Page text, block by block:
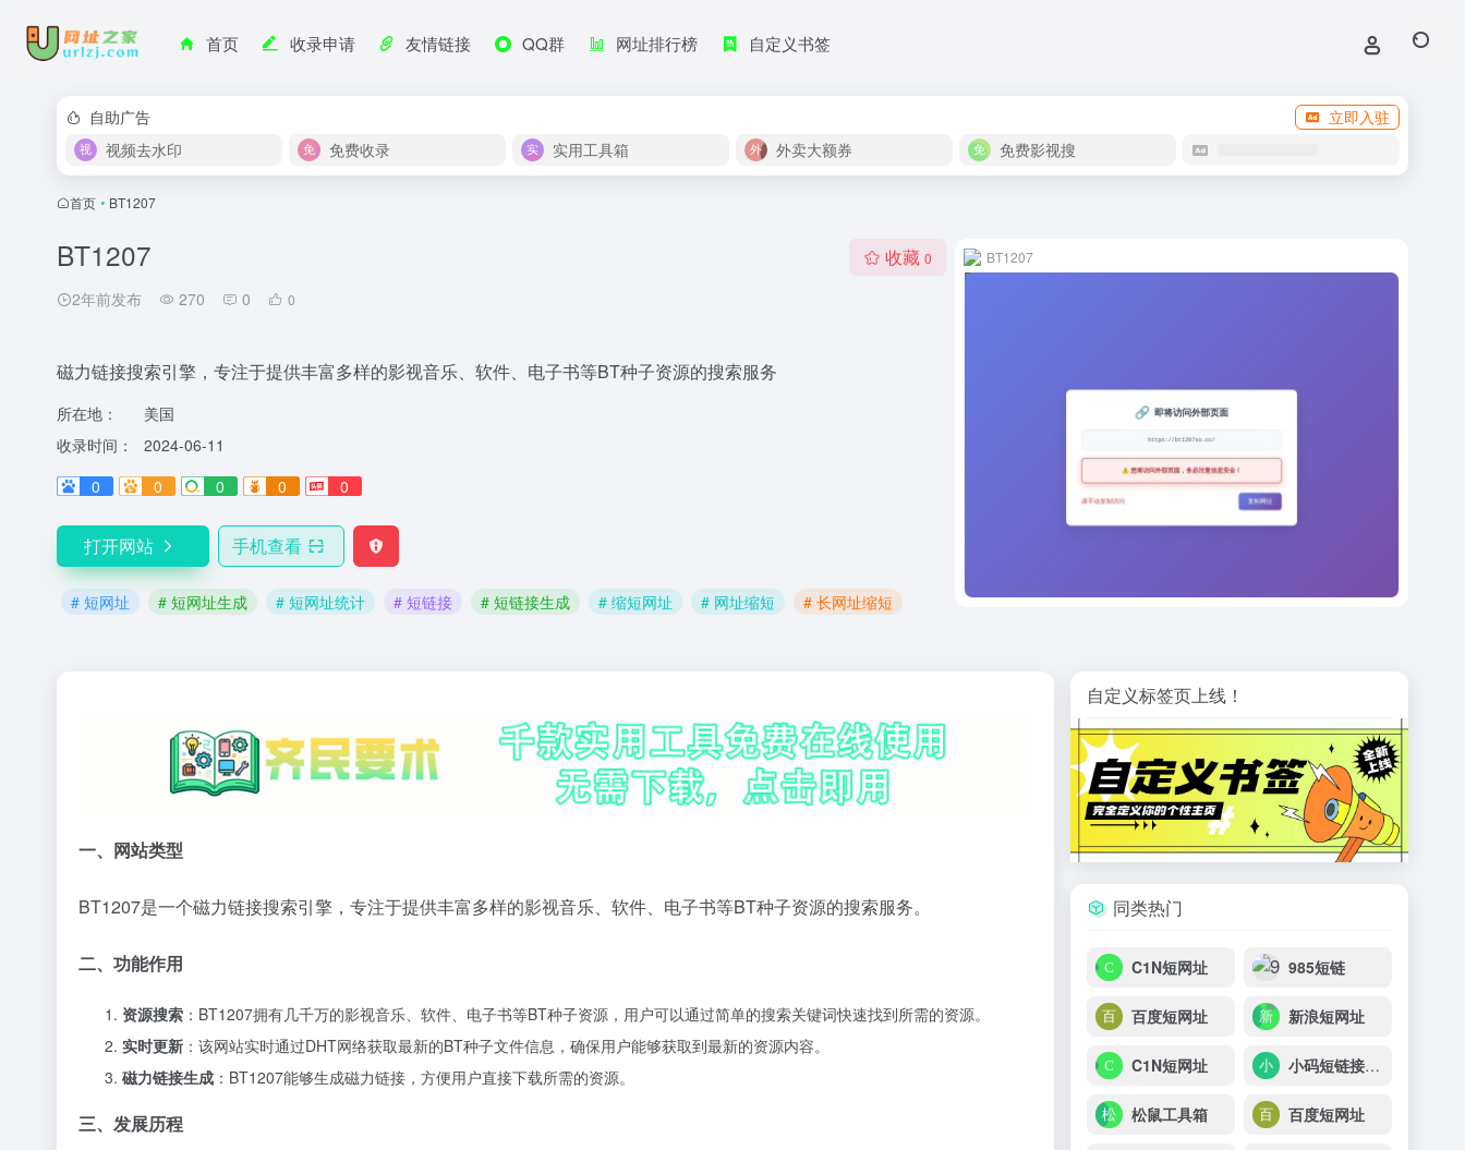
首页 收录申请 友情链接 QQ群 网址排行榜 自定义书签
自助广告
立即入驻
视频去水印
免费收录 实用工具箱 外卖大额券 免费影视搜
首页 • BT1207
BT1207
2年前发布 270 0 0
收藏 0
磁力链接搜索引擎，专注于提供丰富多样的影视音乐、软件、电子书等BT种子资源的搜索服务
所在地：
美国
收录时间：
2024-06-11
0
0 0 0 0
打开网站 手机查看
# 短网址 # 短网址生成 # 短网址统计 # 短链接 # 短链接生成 # 缩短网址 # 网址缩短 # 长网址缩短
BT1207
一、网站类型
BT1207是一个磁力链接搜索引擎，专注于提供丰富多样的影视音乐、软件、电子书等BT种子资源的搜索服务。
二、功能作用
资源搜索 ：BT1207拥有几千万的影视音乐、软件、电子书等BT种子资源，用户可以通过简单的搜索关键词快速找到所需的资源。
实时更新 ：该网站实时通过DHT网络获取最新的BT种子文件信息，确保用户能够获取到最新的资源内容。
磁力链接生成 ：BT1207能够生成磁力链接，方便用户直接下载所需的资源。
三、发展历程
自定义标签页上线！
同类热门
C1N短网址 985短链
百度短网址 新浪短网址
C1N短网址 小码短链接生成器
松鼠工具箱 百度短网址